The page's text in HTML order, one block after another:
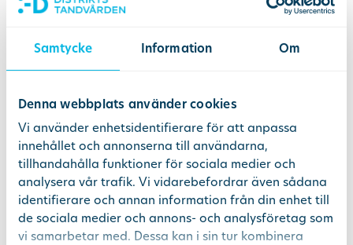
Samtycke Information Om
Denna webbplats använder cookies
Vi använder enhetsidentifierare för att anpassa
innehållet och annonserna till användarna,
tillhandahålla funktioner för sociala medier och
analysera vår trafik. Vi vidarebefordrar även sådana
identifierare och annan information från din enhet till
de sociala medier och annons- och analysföretag som
vi samarbetar med. Dessa kan i sin tur kombinera
bestämmelser inom miljöområdet
miljöpåverkan
hushålla med resurser och låta
kretsloppstänkande vara en naturlig del
av verksamheten
Miljökrav ställs på leverantörer,
intressenter och andra berörda parter
som Distriktstandvården anlitar i
samband med inköp av varor och tjänster